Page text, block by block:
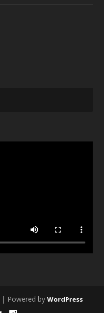
| Powered by WordPress